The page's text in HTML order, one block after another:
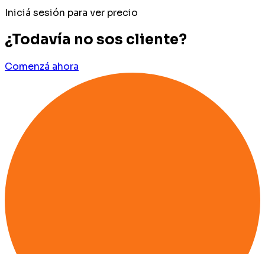
Iniciá sesión para ver precio
¿Todavía no sos cliente?
Comenzá ahora